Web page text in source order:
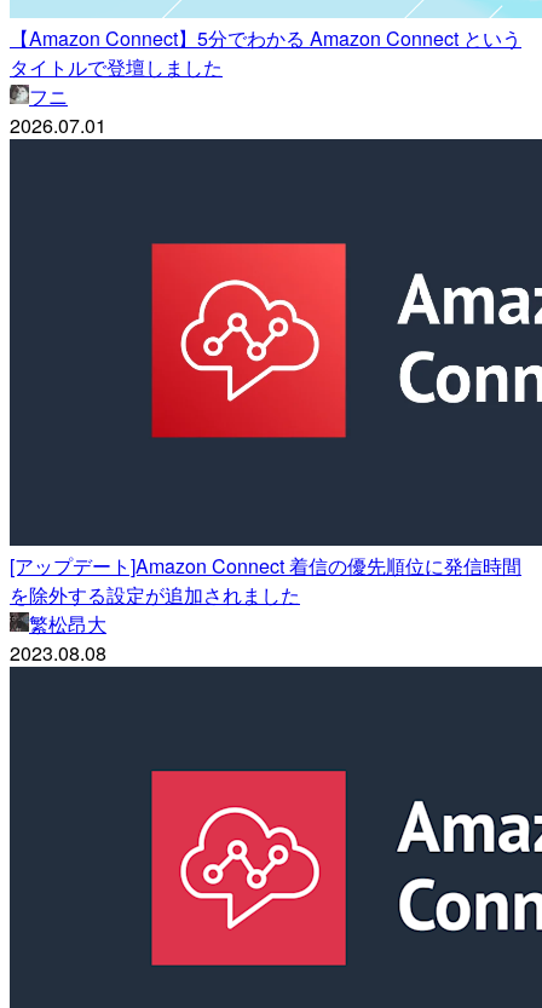
【Amazon Connect】5分でわかる Amazon Connect という
タイトルで登壇しました
フニ
2026.07.01
[アップデート]Amazon Connect 着信の優先順位に発信時間
を除外する設定が追加されました
繁松昂大
2023.08.08